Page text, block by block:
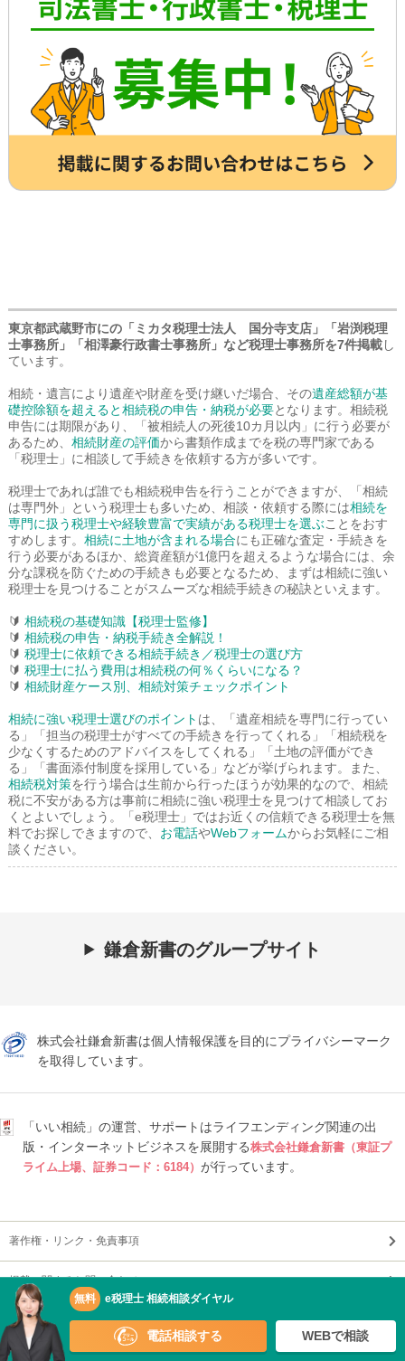
トレスもなく安心でしょう。
詳しくは専門スタッフまでお問合せくだ
東京都武蔵野市にの「ミカタ税理士法人 国分寺支店」「岩渕税理
士事務所」「相澤豪行政書士事務所」など税理士事務所を7件掲載し
ています。
相続・遺言により遺産や財産を受け継いだ場合、その遺産総額が基
礎控除額を超えると相続税の申告・納税が必要となります。相続税
申告には期限があり、「被相続人の死後10カ月以内」に行う必要が
あるため、 相続財産の評価から書類作成までを税の専門家である
「税理士」に相談して手続きを依頼する方が多いです。
税理士であれば誰でも相続税申告を行うことができますが、「相続
は専門外」という税理士も多いため、相談・依頼する際には相続を
専門に扱う税理士や経験豊富で実績がある税理士を選ぶことをおす
すめします。 相続に土地が含まれる場合にも正確な査定・手続きを
行う必要があるほか、総資産額が1億円を超えるような場合には、余
分な課税を防ぐための手続きも必要となるため、まずは相続に強い
税理士を見つけることがスムーズな相続手続きの秘訣といえます。
🔰 相続税の基礎知識【税理士監修】
🔰 相続税の申告・納税手続き全解説！
🔰 税理士に依頼できる相続手続き／税理士の選び方
🔰 税理士に払う費用は相続税の何％くらいになる？
🔰 相続財産ケース別、相続対策チェックポイント
相続に強い税理士選びのポイント は、「遺産相続を専門に行ってい
る」「担当の税理士がすべての手続きを行ってくれる」「相続税を
少なくするためのアドバイスをしてくれる」「土地の評価ができ
る」「書面添付制度を採用している」などが挙げられます。また、
相続税対策を行う場合は生前から行ったほうが効果的なので、相続
税に不安がある方は事前に相続に強い税理士を見つけて相談してお
くとよいでしょう。「e税理士」ではお近くの信頼できる税理士を無
料でお探しできますので、 お電話やWebフォームからお気軽にご相
談ください。
鎌倉新書のグループサイト
株式会社鎌倉新書は個人情報保護を目的にプライバシーマーク
を取得しています。
「いい相続」の運営、サポートはライフエンディング関連の出
版・インターネットビジネスを展開する株式会社鎌倉新書（東証プ
ライム上場、証券コード：6184） が行っています。
著作権・リンク・免責事項
掲載に関するお問い合わせ
プライバシーポリシー
無料 e税理士 相続相談ダイヤル
電話相談する WEBで相談